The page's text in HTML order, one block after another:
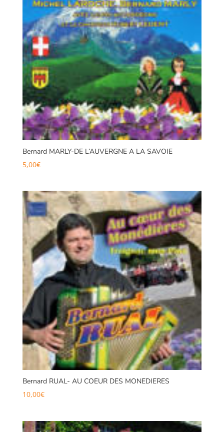
Bernard MARLY-DE L’AUVERGNE A LA SAVOIE
5,00€
Bernard RUAL- AU COEUR DES MONEDIERES
10,00€